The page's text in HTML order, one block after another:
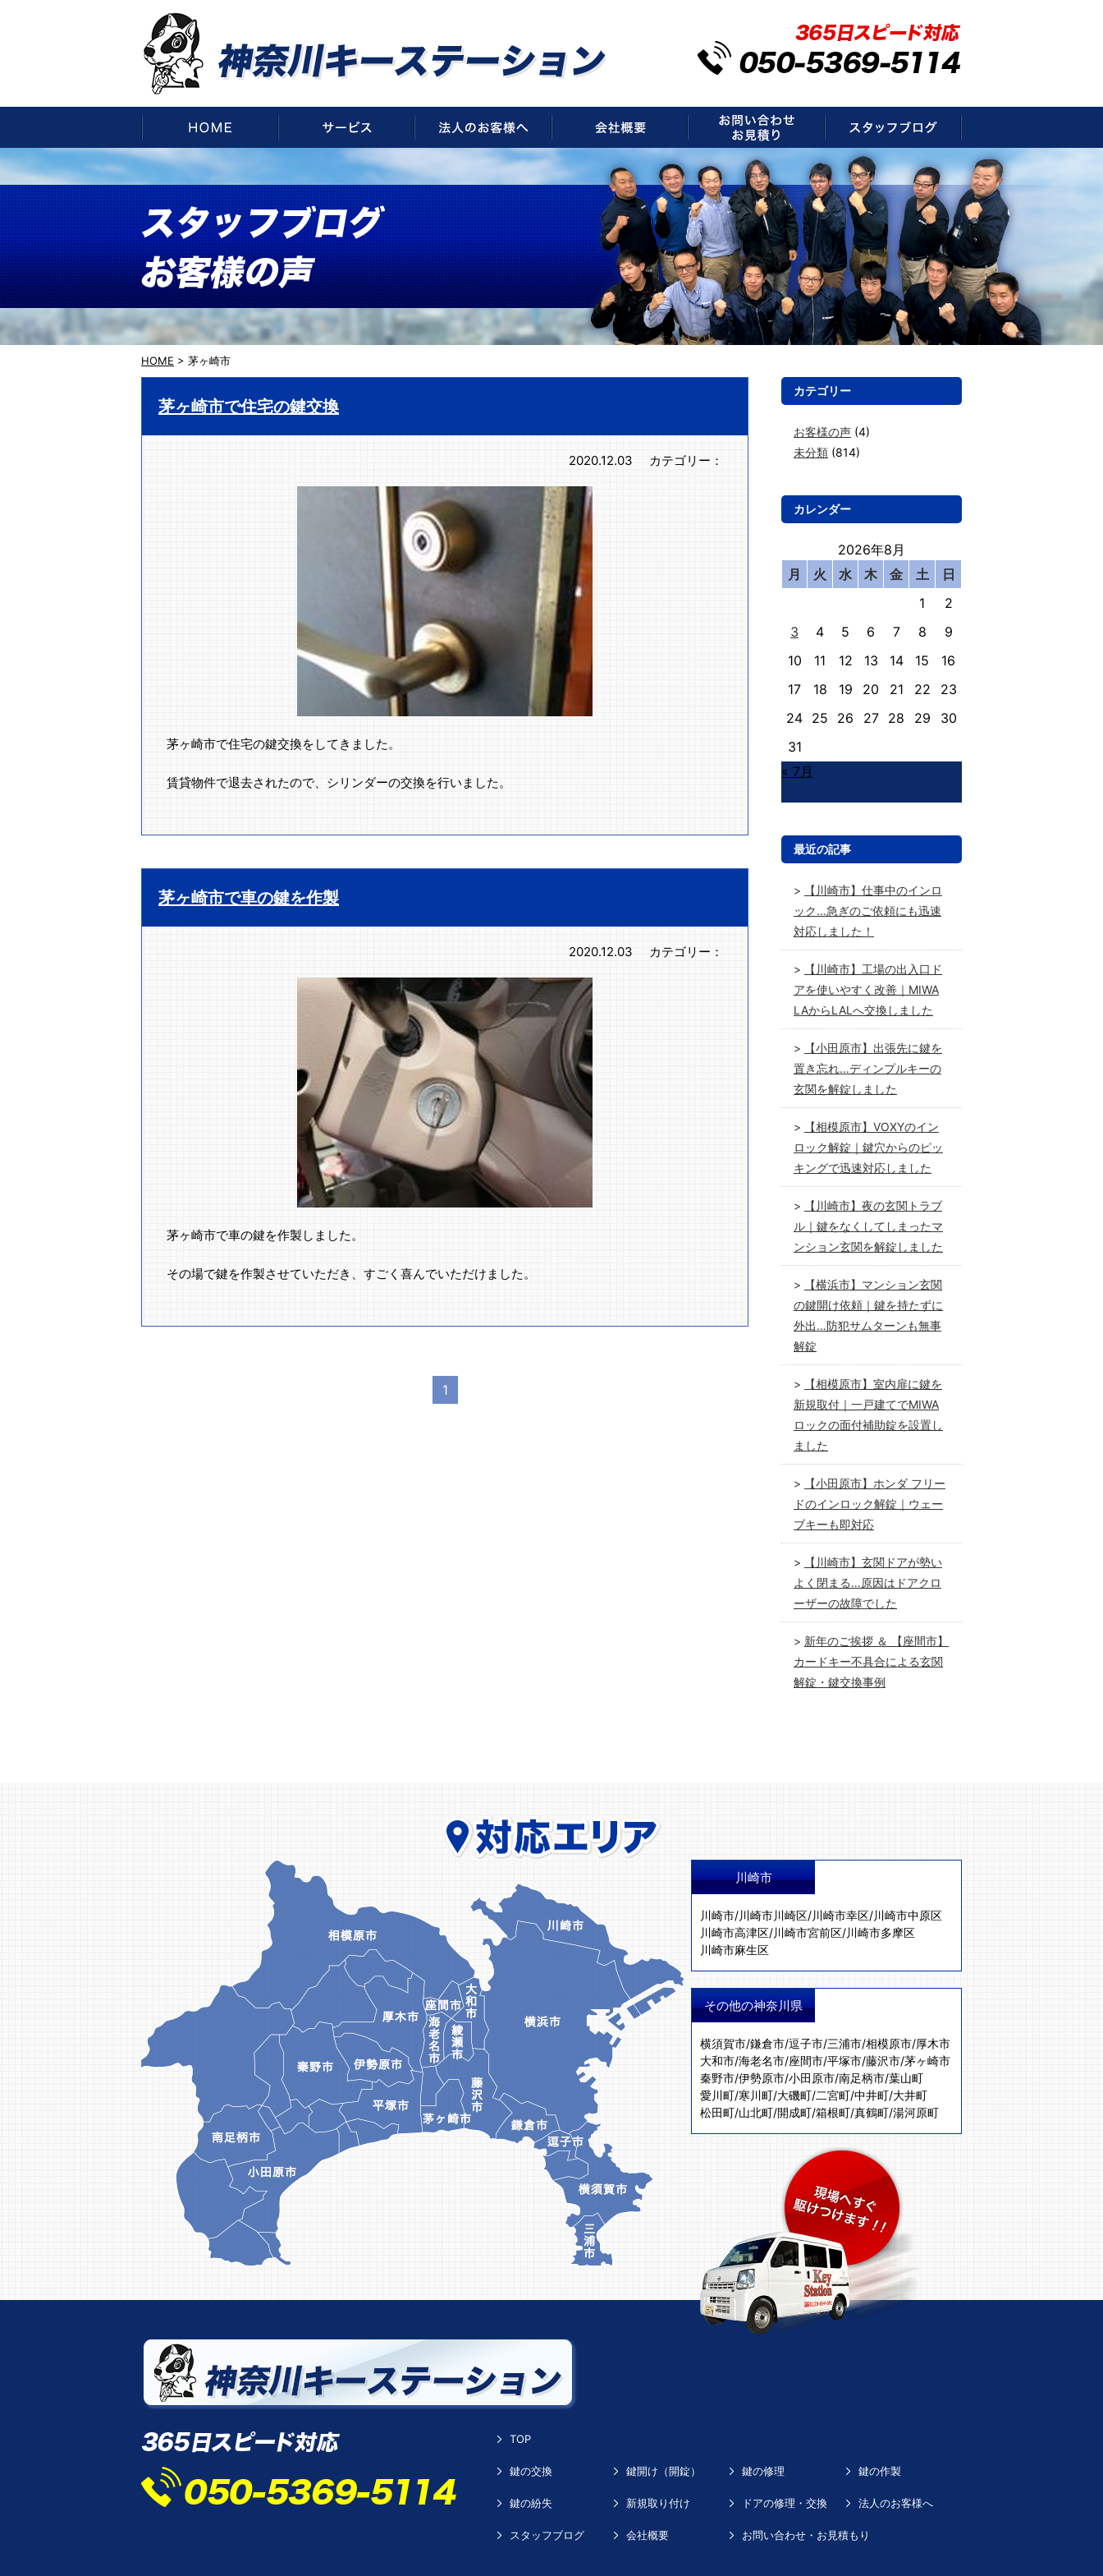
HOME サービス 法人のお客様へ 会社概要 お問い合わせ・お見積もり
HOME > 茅ヶ崎市
茅ヶ崎市で住宅の鍵交換
2020.12.03 カテゴリー：
茅ヶ崎市で住宅の鍵交換をしてきました。
賃貸物件で退去されたので、シリンダーの交換を行いました。
茅ヶ崎市で車の鍵を作製
2020.12.03 カテゴリー：
茅ヶ崎市で車の鍵を作製しました。
その場で鍵を作製させていただき、すごく喜んでいただけました。
1
カテゴリー
お客様の声 (4)
未分類 (814)
カレンダー
2026年8月
月
火 水 木 金 土
日
1
2
3
4 5 6 7 8
9
10
11 12 13 14 15
16
17
18 19 20 21 22
23
24 25 26 27 28 29
30
31
« 7月
最近の記事
【川崎市】仕事中のインロ
ック…急ぎのご依頼にも迅速
対応しました！
【川崎市】工場の出入口ド
アを使いやすく改善｜MIWA
LAからLALへ交換しました
【小田原市】出張先に鍵を
置き忘れ…ディンプルキーの
玄関を解錠しました
【相模原市】VOXYのイン
ロック解錠｜鍵穴からのピッ
キングで迅速対応しました
【川崎市】夜の玄関トラブ
ル｜鍵をなくしてしまったマ
ンション玄関を解錠しました
【横浜市】マンション玄関
の鍵開け依頼｜鍵を持たずに
外出…防犯サムターンも無事
解錠
【相模原市】室内扉に鍵を
新規取付｜一戸建てでMIWA
ロックの面付補助錠を設置し
ました
【小田原市】ホンダ フリー
ドのインロック解錠｜ウェー
ブキーも即対応
【川崎市】玄関ドアが勢い
よく閉まる…原因はドアクロ
ーザーの故障でした
新年のご挨拶 ＆ 【座間市】
カードキー不具合による玄関
解錠・鍵交換事例
川崎市
川崎市/川崎市川崎区/川崎市幸区/川崎市中原区
川崎市高津区/川崎市宮前区/川崎市多摩区
川崎市麻生区
その他の神奈川県
横須賀市/鎌倉市/逗子市/三浦市/相模原市/厚木市
大和市/海老名市/座間市/平塚市/藤沢市/茅ヶ崎市
秦野市/伊勢原市/小田原市/南足柄市/葉山町
愛川町/寒川町/大磯町/二宮町/中井町/大井町
松田町/山北町/開成町/箱根町/真鶴町/湯河原町
TOP
鍵の交換 鍵開け（開錠） 鍵の修理 鍵の作製
鍵の紛失 新規取り付け ドアの修理・交換 法人のお客様へ
スタッフブログ 会社概要 お問い合わせ・お見積もり